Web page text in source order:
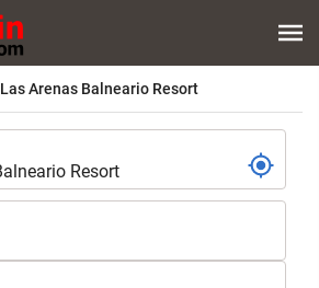
Las Arenas Balneario Resort